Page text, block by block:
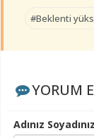
#Beklenti
YORUM
Adınız Soyadınız